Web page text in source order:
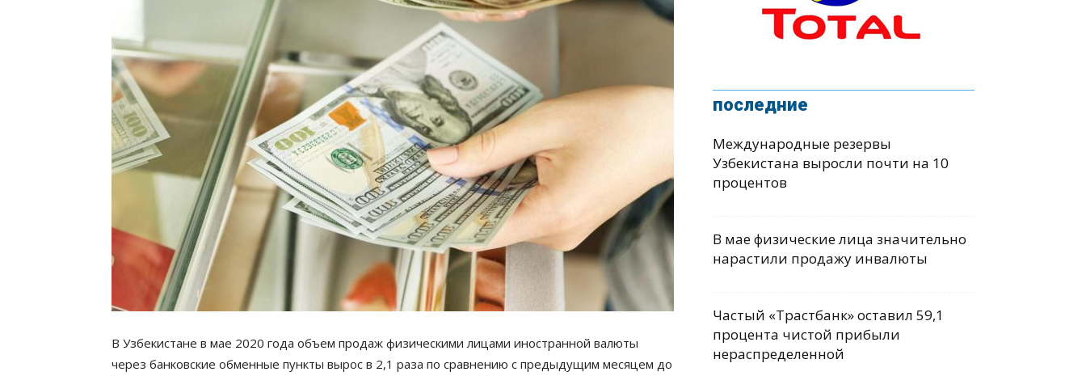
В Узбекистане в мае 2020 года объем продаж физическими лицами иностранной валюты
через банковские обменные пункты вырос в 2,1 раза по сравнению с предыдущим месяцем до
последние
Международные резервы
Узбекистана выросли почти на 10
процентов
В мае физические лица значительно
нарастили продажу инвалюты
Частый «Трастбанк» оставил 59,1
процента чистой прибыли
нераспределенной